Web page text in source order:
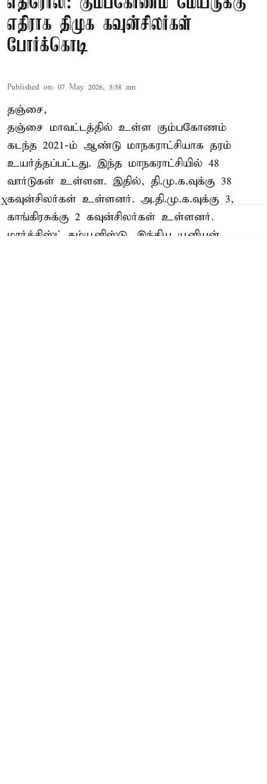
எதிராக திமுக கவுன்சிலர்கள்
போர்க்கொடி
Published on: 07 May 2026, 5:58 am
தஞ்சை,
தஞ்சை மாவட்டத்தில் உள்ள கும்பகோணம்
கடந்த 2021-ம் ஆண்டு மாநகராட்சியாக தரம்
உயர்த்தப்பட்டது. இந்த மாநகராட்சியில் 48
வார்டுகள் உள்ளன. இதில், தி.மு.க.வுக்கு 38
கவுன்சிலர்கள் உள்ளனர். அ.தி.மு.க.வுக்கு 3,
காங்கிரசுக்கு 2 கவுன்சிலர்கள் உள்ளனர்.
மார்க்சிஸ்ட் கம்யூனிஸ்டு, இந்திய யூனியன்
X